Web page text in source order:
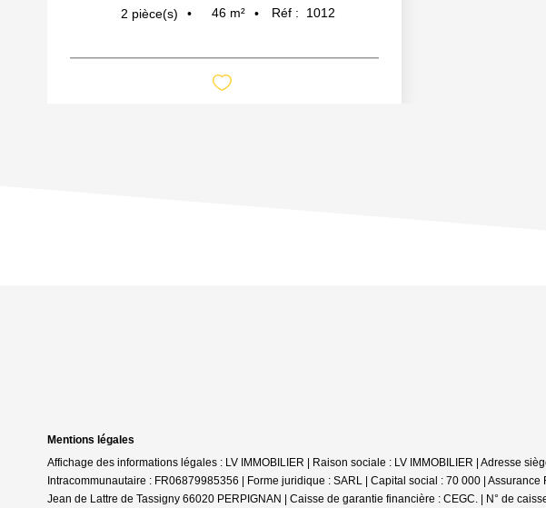
2 pièce(s) 46 m² Réf : 1012
Mentions légales
Affichage des informations légales : LV IMMOBILIER | Raison sociale : LV IMMOBILIER | Adresse
Intracommunautaire : FR06879985356 | Forme juridique : SARL | Capital social : 70 000 | Assurance
Jean de Lattre de Tassigny 66020 PERPIGNAN | Caisse de garantie financière : CEGC. | N° de